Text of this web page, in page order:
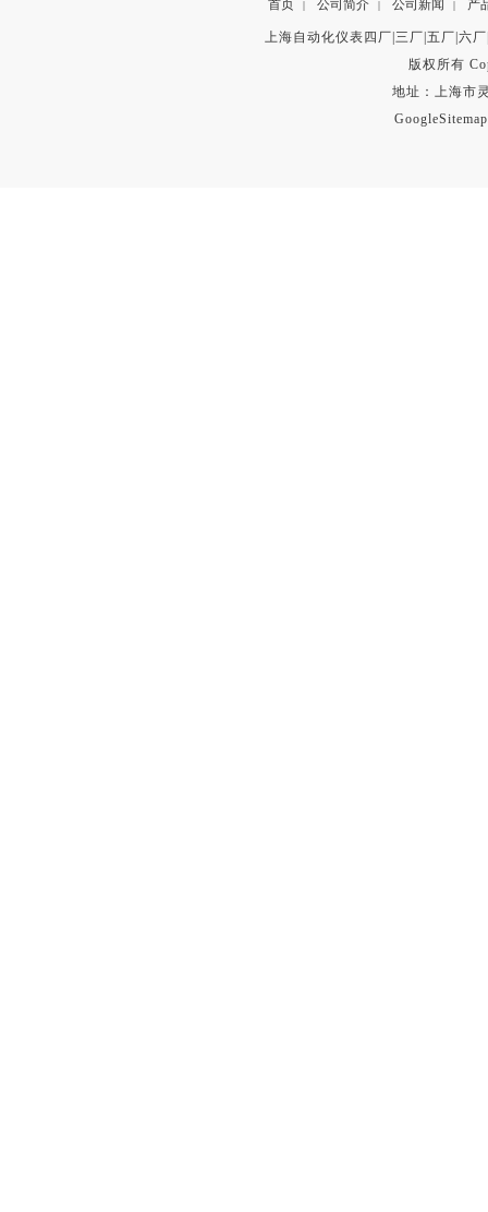
首页 | 公司简介 | 公司新闻 | 产
上海自动化仪表四厂|三厂|五厂|六
版权所有
地址：上海市
GoogleSitemap